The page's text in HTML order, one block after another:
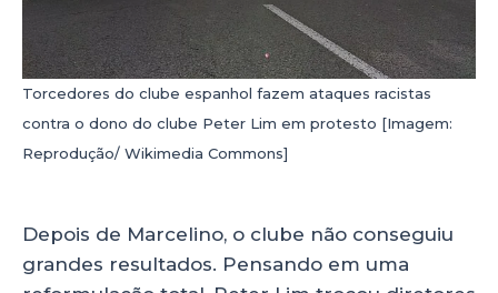
Torcedores do clube espanhol fazem ataques racistas
contra o dono do clube Peter Lim em protesto [Imagem:
Reprodução/ Wikimedia Commons]
Depois de Marcelino, o clube não conseguiu
grandes resultados. Pensando em uma